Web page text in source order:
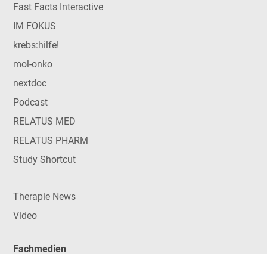
Fast Facts Interactive
IM FOKUS
krebs:hilfe!
mol-onko
nextdoc
Podcast
RELATUS MED
RELATUS PHARM
Study Shortcut
Therapie News
Video
Fachmedien